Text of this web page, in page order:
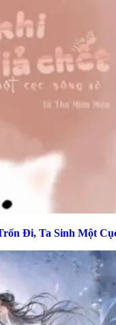
Đi, Ta Sinh Một